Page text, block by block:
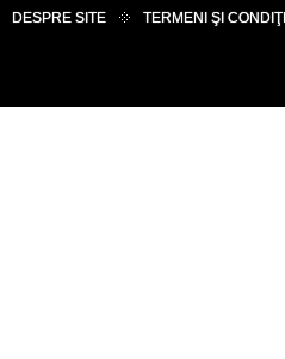
DESPRE SITE TERMENI ŞI CONDIŢII